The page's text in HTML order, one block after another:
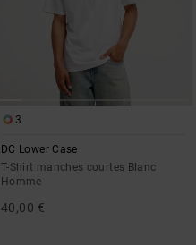
3
DC Lower Case
T-Shirt manches courtes Blanc
Homme
40,00 €